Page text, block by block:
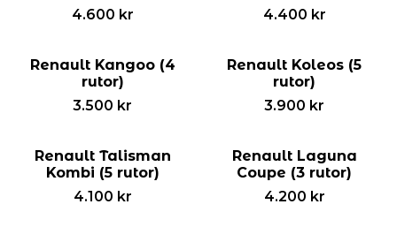
4.600 kr
4.400 kr
Renault Kangoo (4
rutor)
3.500 kr
Renault Koleos (5
rutor)
3.900 kr
Renault Talisman
Kombi (5 rutor)
4.100 kr
Renault Laguna
Coupe (3 rutor)
4.200 kr